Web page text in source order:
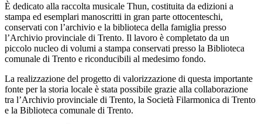
È dedicato alla raccolta musicale Thun, costituita da edizioni a
stampa ed esemplari manoscritti in gran parte ottocenteschi,
conservati con l’archivio e la biblioteca della famiglia presso
l’Archivio provinciale di Trento. Il lavoro è completato da un
piccolo nucleo di volumi a stampa conservati presso la Biblioteca
comunale di Trento e riconducibili al medesimo fondo.
La realizzazione del progetto di valorizzazione di questa importante
fonte per la storia locale è stata possibile grazie alla collaborazione
tra l’Archivio provinciale di Trento, la Società Filarmonica di Trento
e la Biblioteca comunale di Trento.